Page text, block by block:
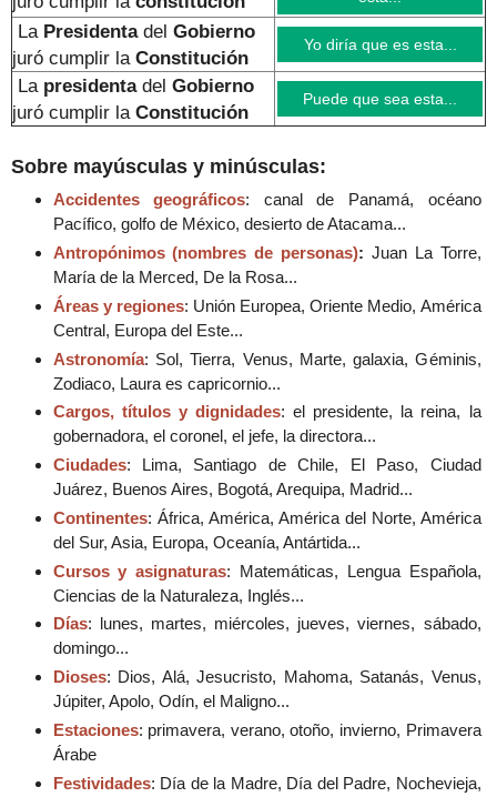
La Presidenta del Gobierno
juró cumplir la Constitución
Yo diría que es esta...
La presidenta del Gobierno
juró cumplir la Constitución
Puede que sea esta...
Sobre mayúsculas y minúsculas:
Accidentes geográficos: canal de Panamá, océano
Pacífico, golfo de México, desierto de Atacama...
Antropónimos (nombres de personas): Juan La Torre,
María de la Merced, De la Rosa...
Áreas y regiones: Unión Europea, Oriente Medio, América
Central, Europa del Este...
Astronomía: Sol, Tierra, Venus, Marte, galaxia, Géminis,
Zodiaco, Laura es capricornio...
Cargos, títulos y dignidades: el presidente, la reina, la
gobernadora, el coronel, el jefe, la directora...
Ciudades: Lima, Santiago de Chile, El Paso, Ciudad
Juárez, Buenos Aires, Bogotá, Arequipa, Madrid...
Continentes: África, América, América del Norte, América
del Sur, Asia, Europa, Oceanía, Antártida...
Cursos y asignaturas: Matemáticas, Lengua Española,
Ciencias de la Naturaleza, Inglés...
Días: lunes, martes, miércoles, jueves, viernes, sábado,
domingo...
Dioses: Dios, Alá, Jesucristo, Mahoma, Satanás, Venus,
Júpiter, Apolo, Odín, el Maligno...
Estaciones: primavera, verano, otoño, invierno, Primavera
Árabe
Festividades: Día de la Madre, Día del Padre, Nochevieja,